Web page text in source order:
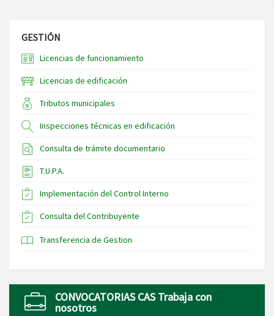
GESTIÓN
Licencias de funcionamiento
Licencias de edificación
Tributos municipales
Inspecciones técnicas en edificación
Consulta de trámite documentario
T.U.P.A.
Implementación del Control Interno
Consulta del Contribuyente
Transferencia de Gestion
CONVOCATORIAS CAS Trabaja con
nosotros